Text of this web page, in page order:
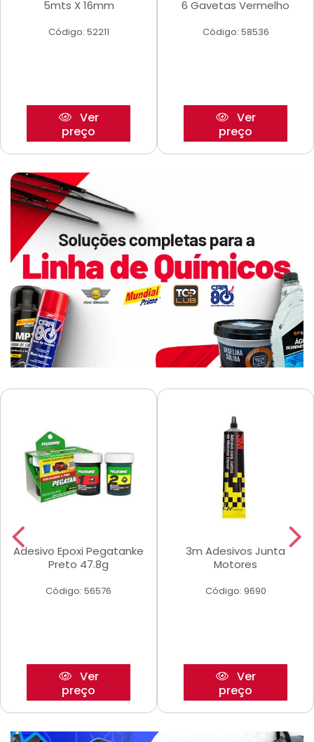
5mts X 16mm
Código: 52211
Ver
preço
6 Gavetas Vermelho
Código: 58536
Ver
preço
Adesivo Epoxi Pegatanke
Preto 47.8g
Código: 56576
Ver
preço
3m Adesivos Junta
Motores
Código: 9690
Ver
preço